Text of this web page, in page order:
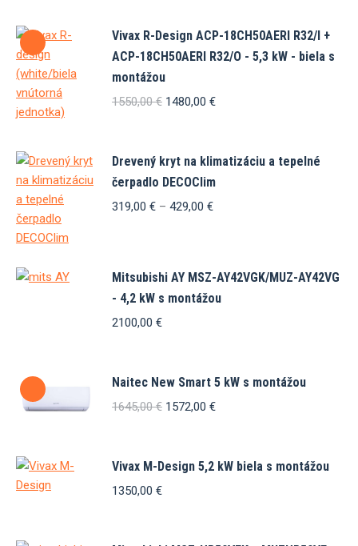
Vivax R-Design ACP-18CH50AERI R32/I +
ACP-18CH50AERI R32/O - 5,3 kW - biela s
montážou
1550,00€ Pôvodná
1550,00 €.
1480,00 €Aktuálna
1480,00 €.
Drevený kryt na klimatizáciu a tepelné
čerpadlo DECOClim
319,00 € – 429,00 €Price
429,00 €
má
viacero
variantov.
môžete
vybrať
Mitsubishi AY MSZ-AY42VGK/MUZ-AY42VG
- 4,2 kW s montážou
2100,00 €
Naitec New Smart 5 kW s montážou
1645,00€ Pôvodná
1645,00 €.
1572,00 €Aktuálna
1572,00 €.
Vivax M-Design 5,2 kW biela s montážou
1350,00 €